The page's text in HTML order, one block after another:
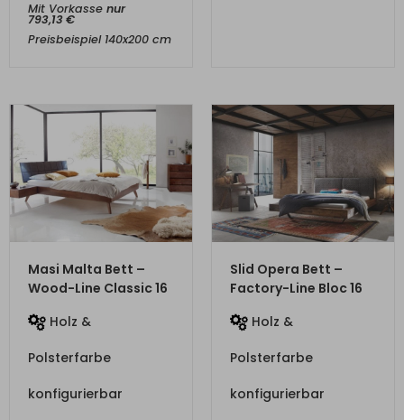
Mit Vorkasse nur
793,13€
Preisbeispiel 140x200 cm
ZUM PRODUKT
Masi Malta Bett –
Wood-Line Classic 16
Holz &
Polsterfarbe
konfigurierbar
Slid Opera Bett –
Factory-Line Bloc 16
Holz &
Polsterfarbe
konfigurierbar